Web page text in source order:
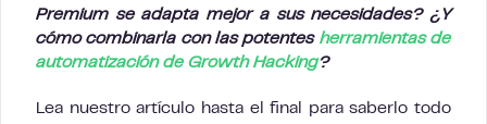
Premium se adapta mejor a sus necesidades? ¿Y
cómo combinarla con las potentes herramientas de
automatización de Growth Hacking?
Lea nuestro artículo hasta el final para saberlo todo